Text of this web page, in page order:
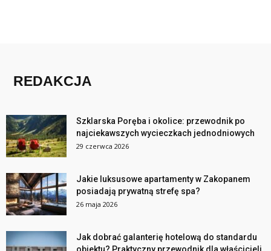
REDAKCJA
Szklarska Poręba i okolice: przewodnik po
najciekawszych wycieczkach jednodniowych
29 czerwca 2026
Jakie luksusowe apartamenty w Zakopanem
posiadają prywatną strefę spa?
26 maja 2026
Jak dobrać galanterię hotelową do standardu